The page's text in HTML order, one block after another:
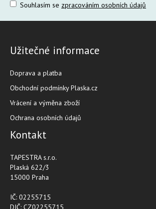
Souhlasím se zpracováním osobních údajů
Užitečné informace
Doprava a platba
Obchodní podmínky Plaska.cz
Vrácení a výměna zboží
Ochrana osobních údajů
Kontakt
TAPESTRA s.r.o.
Plaská 622/3
15000 Praha
IČ: 02255715
DIČ: CZ02255715